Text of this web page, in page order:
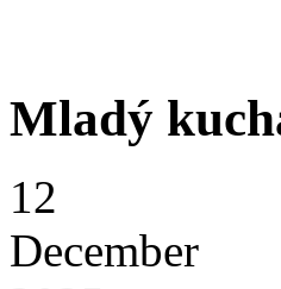
Mladý
12
December